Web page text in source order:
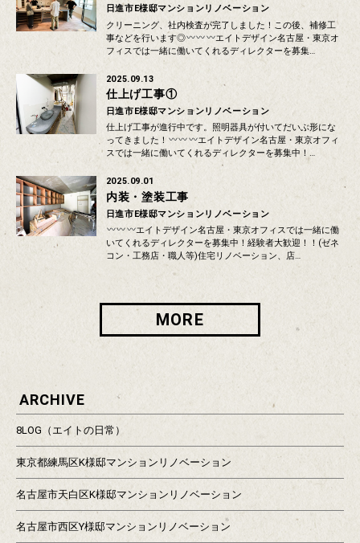
日進市E様邸マンションリノベーション
クリーニング、社内検査が完了しました！この後、補修工
事などを行います◎
エイトデザイン名古屋・東京オ
フィスでは一緒に働いてくれるディレクターを募集…
2025.09.13
仕上げ工事①
日進市E様邸マンションリノベーション
仕上げ工事が進行中です。照明器具が付いてだいぶ形にな
ってきました！
エイトデザイン名古屋・東京オフィ
スでは一緒に働いてくれるディレクターを募集中！…
2025.09.01
内装・塗装工事
日進市E様邸マンションリノベーション
エイトデザイン名古屋・東京オフィスでは一緒に働
いてくれるディレクターを募集中！経験者大歓迎！！(ゼネ
コン・工務店・職人等)住宅リノベーション、店…
MORE
ARCHIVE
8LOG（エイトの日常）
東京都練馬区K様邸マンションリノベーション
名古屋市天白区K様邸マンションリノベーション
名古屋市西区Y様邸マンションリノベーション